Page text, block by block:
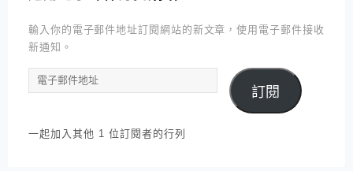
輸入你的電子郵件地址訂閱網站的新文章，使用電子郵件接收
新通知。
電
子
件
訂閱
一起加入其他 1 位訂閱者的行列